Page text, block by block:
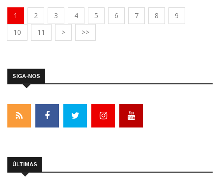
1 2 3 4 5 6 7 8
9
10
11 > >>
SIGA-NOS
ÚLTIMAS